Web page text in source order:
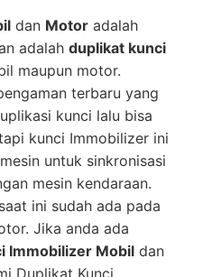
dan Motor adalah
adalah duplikat kunci
maupun motor.
terbaru yang
kunci lalu bisa
kunci Immobilizer ini
untuk sinkronisasi
mesin kendaraan.
ini sudah ada pada
Jika anda ada
Immobilizer Mobil dan